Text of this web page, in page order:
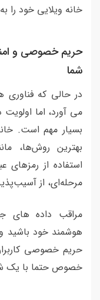
خانه ویلایی خود را
حریم خصوصی و
شما
در حالی که فناوری
می آورد، اما
بسیار مهم است.
بهترین روش‌ها،
استفاده از رمزهای
مرحله‌ای، از
مراقب داده های
هوشمند خود باشید
حریم خصوصی
خصوص حتما با یک